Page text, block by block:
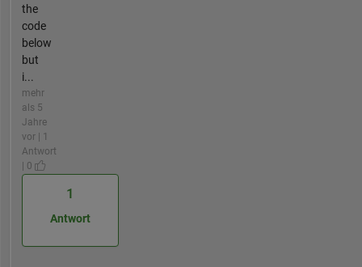
the
code
below
but
i...
mehr
als 5
Jahre
vor | 1
Antwort
| 0
1
Antwort